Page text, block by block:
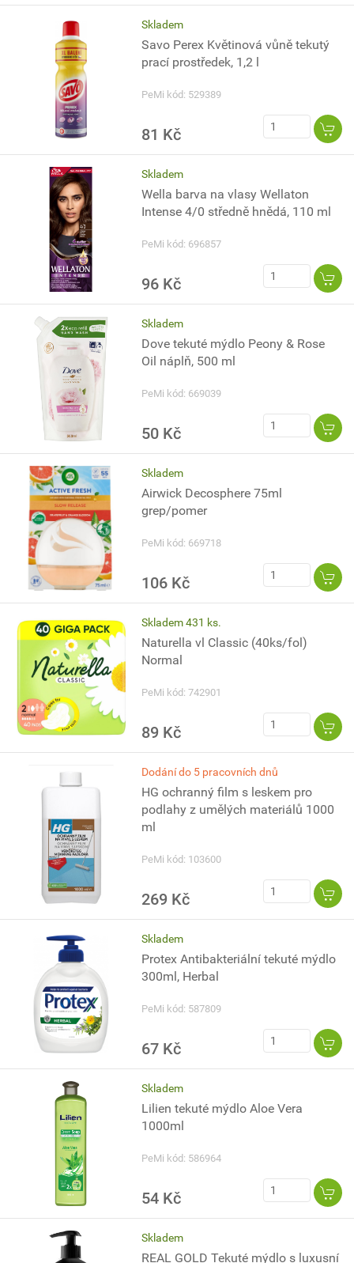
Skladem
Savo Perex Květinová vůně tekutý
prací prostředek, 1,2 l
PeMi kód: 529389
81 Kč
Skladem
Wella barva na vlasy Wellaton
Intense 4/0 středně hnědá, 110 ml
PeMi kód: 696857
96 Kč
Skladem
Dove tekuté mýdlo Peony & Rose
Oil náplň, 500 ml
PeMi kód: 669039
50 Kč
Skladem
Airwick Decosphere 75ml
grep/pomer
PeMi kód: 669718
106 Kč
Skladem 431 ks.
Naturella vl Classic (40ks/fol)
Normal
PeMi kód: 742901
89 Kč
Dodání do 5 pracovních dnů
HG ochranný film s leskem pro
podlahy z umělých materiálů 1000
ml
PeMi kód: 103600
269 Kč
Skladem
Protex Antibakteriální tekuté mýdlo
300ml, Herbal
PeMi kód: 587809
67 Kč
Skladem
Lilien tekuté mýdlo Aloe Vera
1000ml
PeMi kód: 586964
54 Kč
Skladem
REAL GOLD Tekuté mýdlo s luxusní